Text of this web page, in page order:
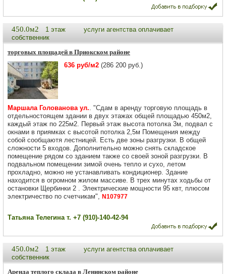
450.0м2 1 этаж
услуги агентства оплачивает
собственник
торговых площадей в Приокском районе
636 руб/м2 (286 200 руб.)
Маршала Голованова ул.. "Сдам в аренду торговую площадь в
отдельностоящем здании в двух этажах общей площадью 450м2,
каждый этаж по 225м2. Первый этаж высота потолка 3м, подвал с
окнами в приямках с высотой потолка 2,5м Помещения между
собой сообщаютя лестницей. Есть две зоны разгрузки. В общей
сложности 5 входов. Дополнительно можно снять складское
помещение рядом со зданием также со своей зоной разгрузки. В
подвальном помещении зимой очень тепло и сухо, летом
прохладно, можно не устанавливать кондиционер. Здание
находится в огромном жилом массиве. В трех минутах ходьбы от
остановки Щербинки 2 . Электрические мощности 95 квт, плюсом
электричество по счетчикам", N107977
Татьяна Телегина т. +7 (910)-140-42-94
450.0м2 1 этаж
услуги агентства оплачивает
собственник
Аренда теплого склада в Ленинском районе